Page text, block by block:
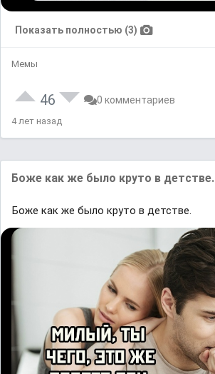
Показать полностью (3)
Мемы
46 0 комментариев
4 лет назад
Боже как же было круто в детстве.
Боже как же было круто в детстве.